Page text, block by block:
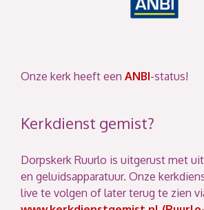
Onze kerk heeft een ANBI-status!
Kerkdienst gemist?
Dorpskerk Ruurlo is uitgerust met
en geluidsapparatuur. Onze
live te volgen of later terug te zien